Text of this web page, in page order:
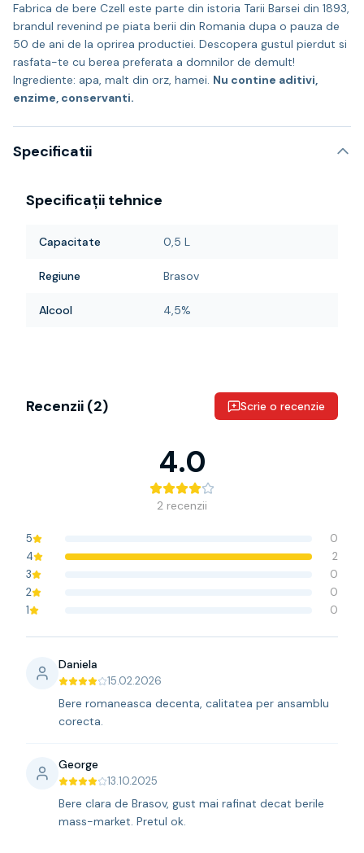
Fabrica de bere Czell este parte din istoria Tarii Barsei din 1893,
brandul revenind pe piata berii din Romania dupa o pauza de
50 de ani de la oprirea productiei. Descopera gustul pierdut si
rasfata-te cu berea preferata a domnilor de demult!
Ingrediente: apa, malt din orz, hamei. Nu contine aditivi,
enzime, conservanti.
Specificatii
Specificații tehnice
Capacitate 0,5 L
Regiune Brasov
Alcool 4,5%
Recenzii (2) Scrie o recenzie
4.0
2 recenzii
5
0
4
2
3
0
2
0
1
0
Daniela
15.02.2026
Bere romaneasca decenta, calitatea per ansamblu
corecta.
George
13.10.2025
Bere clara de Brasov, gust mai rafinat decat berile
mass-market. Pretul ok.